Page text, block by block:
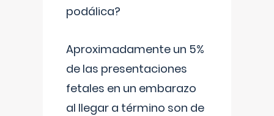
podálica?
Aproximadamente un 5%
de las presentaciones
fetales en un embarazo
al llegar a término son de